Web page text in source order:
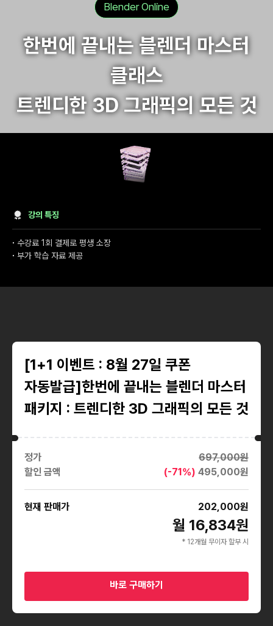
Blender Online
한번에 끝내는 블렌더 마스터
클래스
트렌디한 3D 그래픽의 모든 것
3개 대주제, 140 여개 강의 클립 (약 67시간 분량)
강의 특징
∙ 수강료 1회 결제로 평생 소장
∙ 부가 학습 자료 제공
[1+1 이벤트 : 8월 27일 쿠폰
자동발급]한번에 끝내는 블렌더 마스터
패키지 : 트렌디한 3D 그래픽의 모든 것
정가 697,000원
할인 금액
(-71%) 495,000원
현재 판매가 202,000원
월 16,834원
* 12개월 무이자 할부 시
바로 구매하기